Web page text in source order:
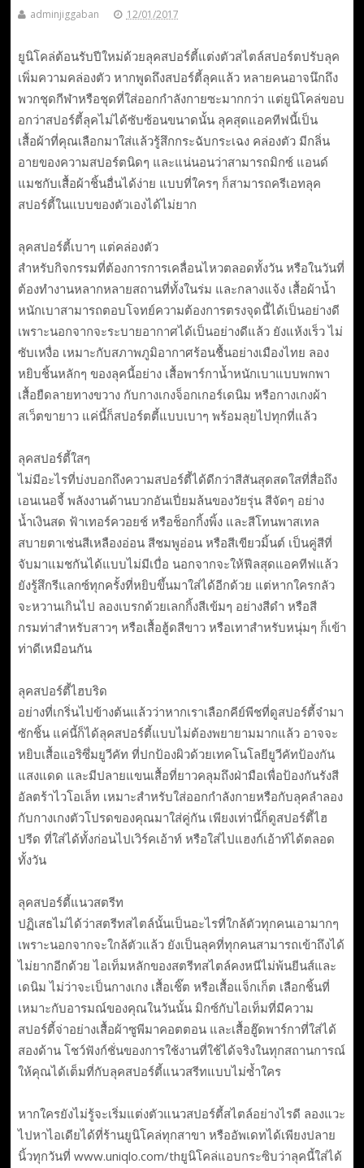
adminjiggaban 12/01/2017
ยูนิโคล่ต้อนรับปีใหม่ด้วยลุคสปอร์ตี้แต่งตัวสไตล์สปอร์ตปรับลุค
เพิ่มความคล่องตัว หากพูดถึงสปอร์ตี้ลุคแล้ว หลายคนอาจนึกถึง
พวกชุดกีฬาหรือชุดที่ใส่ออกกำลังกายซะมากกว่า แต่ยูนิโคล่ขอบ
อกว่าสปอร์ตี้ลุคไม่ได้ซับซ้อนขนาดนั้น ลุคสุดแอคทีฟนี้เป็น
เสื้อผ้าที่คุณเลือกมาใส่แล้วรู้สึกกระฉับกระเฉง คล่องตัว มีกลิ่น
อายของความสปอร์ตนิดๆ และแน่นอนว่าสามารถมิกซ์ แอนด์
แมชกับเสื้อผ้าชิ้นอื่นได้ง่าย แบบที่ใครๆ ก็สามารถครีเอทลุค
สปอร์ตี้ในแบบของตัวเองได้ไม่ยาก
ลุคสปอร์ตี้เบาๆ แต่คล่องตัว
สำหรับกิจกรรมที่ต้องการการเคลื่อนไหวตลอดทั้งวัน หรือในวันที่
ต้องทำงานหลากหลายสถานที่ทั้งในร่ม และกลางแจ้ง เสื้อผ้าน้ำ
หนักเบาสามารถตอบโจทย์ความต้องการตรงจุดนี้ได้เป็นอย่างดี
เพราะนอกจากจะระบายอากาศได้เป็นอย่างดีแล้ว ยังแห้งเร็ว ไม่
ซับเหงื่อ เหมาะกับสภาพภูมิอากาศร้อนชื้นอย่างเมืองไทย ลอง
หยิบชิ้นหลักๆ ของลุคนี้อย่าง เสื้อพาร์กาน้ำหนักเบาแบบพกพา
เสื้อยืดลายทางขวาง กับกางเกงจ็อกเกอร์เดนิม หรือกางเกงผ้า
สเว็ตขายาว แค่นี้ก็สปอร์ตตี้แบบเบาๆ พร้อมลุยไปทุกที่แล้ว
ลุคสปอร์ตี้ใสๆ
ไม่มีอะไรที่บ่งบอกถึงความสปอร์ตี้ได้ดีกว่าสีสันสุดสดใสที่สื่อถึง
เอนเนอจี้ พลังงานด้านบวกอันเปี่ยมล้นของวัยรุ่น สีจัดๆ อย่าง
น้ำเงินสด ฟ้าเทอร์ควอยช์ หรือช็อกกิ้งพิ้ง และสีโทนพาสเทล
สบายตาเช่นสีเหลืองอ่อน สีชมพูอ่อน หรือสีเขียวมิ้นต์ เป็นคู่สีที่
จับมาแมชกันได้แบบไม่มีเบื่อ นอกจากจะให้ฟีลสุดแอคทีฟแล้ว
ยังรู้สึกรีแลกซ์ทุกครั้งที่หยิบขึ้นมาใส่ได้อีกด้วย แต่หากใครกลัว
จะหวานเกินไป ลองเบรกด้วยเลกกิ้งสีเข้มๆ อย่างสีดำ หรือสี
กรมท่าสำหรับสาวๆ หรือเสื้อฮู้ดสีขาว หรือเทาสำหรับหนุ่มๆ ก็เข้า
ท่าดีเหมือนกัน
ลุคสปอร์ตี้ไฮบริด
อย่างที่เกริ่นไปข้างต้นแล้วว่าหากเราเลือกคีย์พีชที่ดูสปอร์ตี้จ๋ามา
ซักชิ้น แค่นี้ก็ได้ลุคสปอร์ตี้แบบไม่ต้องพยายามมากแล้ว อาจจะ
หยิบเสื้อแอริซึ่มยูวีคัท ที่ปกป้องผิวด้วยเทคโนโลยียูวีคัทป้องกัน
แสงแดด และมีปลายแขนเสื้อที่ยาวคลุมถึงฝ่ามือเพื่อป้องกันรังสี
อัลตร้าไวโอเล็ท เหมาะสำหรับใส่ออกกำลังกายหรือกับลุคลำลอง
กับกางเกงตัวโปรดของคุณมาใส่คู่กัน เพียงเท่านี้ก็ดูสปอร์ตี้ไฮ
ปรีด ที่ใส่ได้ทั้งก่อนไปเวิร์คเอ้าท์ หรือใส่ไปแฮงก์เอ้าท์ได้ตลอด
ทั้งวัน
ลุคสปอร์ตี้แนวสตรีท
ปฏิเสธไม่ได้ว่าสตรีทสไตล์นั้นเป็นอะไรที่ใกล้ตัวทุกคนเอามากๆ
เพราะนอกจากจะใกล้ตัวแล้ว ยังเป็นลุคที่ทุกคนสามารถเข้าถึงได้
ไม่ยากอีกด้วย ไอเท็มหลักของสตรีทสไตล์คงหนีไม่พ้นยีนส์และ
เดนิม ไม่ว่าจะเป็นกางเกง เสื้อเชิ๊ต หรือเสื้อแจ็กเก็ต เลือกชิ้นที่
เหมาะกับอารมณ์ของคุณในวันนั้น มิกซ์กับไอเท็มที่มีความ
สปอร์ตี้จ่าอย่างเสื้อผ้าซูพีมาคอตตอน และเสื้อฮู๊ดพาร์กาที่ใส่ได้
สองด้าน โชว์ฟังก์ชั่นของการใช้งานที่ใช้ได้จริงในทุกสถานการณ์
ให้คุณได้เต็มที่กับลุคสปอร์ตี้แนวสรีทแบบไม่ซ้ำใคร
หากใครยังไม่รู้จะเริ่มแต่งตัวแนวสปอร์ตี้สไตล์อย่างไรดี ลองแวะ
ไปหาไอเดียได้ที่ร้านยูนิโคล่ทุกสาขา หรืออัพเดทได้เพียงปลาย
นิ้วทุกวันที่ www.uniqlo.com/thยูนิโคล่แอบกระซิบว่าลุคนี้ใส่ได้